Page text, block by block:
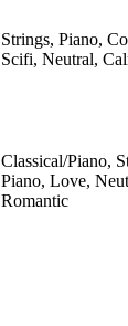
Strings, Piano,
Scifi, Neutral,
Classical/Piano,
Piano, Love,
Romantic